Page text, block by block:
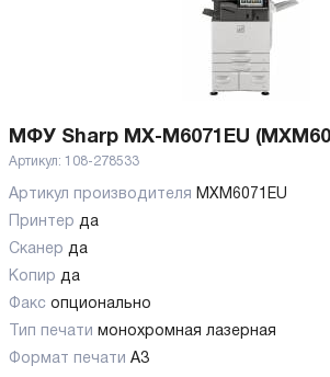
МФУ Sharp MX-M6071EU
Артикул: 108-278533
Артикул производителя MXM6071EU
Принтер да
Сканер да
Копир да
Факс опционально
Тип печати монохромная лазерная
Формат печати A3